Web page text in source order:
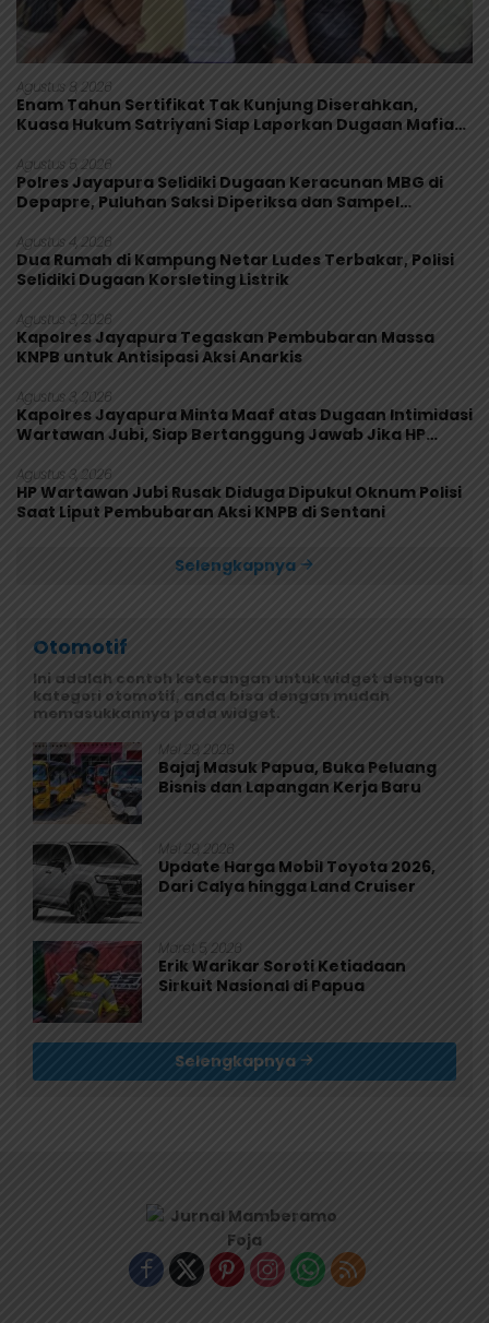
Agustus 8, 2026
Enam Tahun Sertifikat Tak Kunjung Diserahkan,
Kuasa Hukum Satriyani Siap Laporkan Dugaan Mafia
Agustus 5, 2026
Polres Jayapura Selidiki Dugaan Keracunan MBG di
Depapre, Puluhan Saksi Diperiksa dan Sampel
Agustus 4, 2026
Dua Rumah di Kampung Netar Ludes Terbakar, Polisi
Selidiki Dugaan Korsleting Listrik
Agustus 3, 2026
Kapolres Jayapura Tegaskan Pembubaran Massa
KNPB untuk Antisipasi Aksi Anarkis
Agustus 3, 2026
Kapolres Jayapura Minta Maaf atas Dugaan Intimidasi
Wartawan Jubi, Siap Bertanggung Jawab Jika HP
Agustus 3, 2026
HP Wartawan Jubi Rusak Diduga Dipukul Oknum Polisi
Saat Liput Pembubaran Aksi KNPB di Sentani
Selengkapnya
Otomotif
Ini adalah contoh keterangan untuk widget dengan
kategori otomotif, anda bisa dengan mudah
memasukkannya pada widget.
Mei 29, 2026
Bajaj Masuk Papua, Buka Peluang
Bisnis dan Lapangan Kerja Baru
Mei 29, 2026
Update Harga Mobil Toyota 2026,
Dari Calya hingga Land Cruiser
Maret 5, 2026
Erik Warikar Soroti Ketiadaan
Sirkuit Nasional di Papua
Selengkapnya